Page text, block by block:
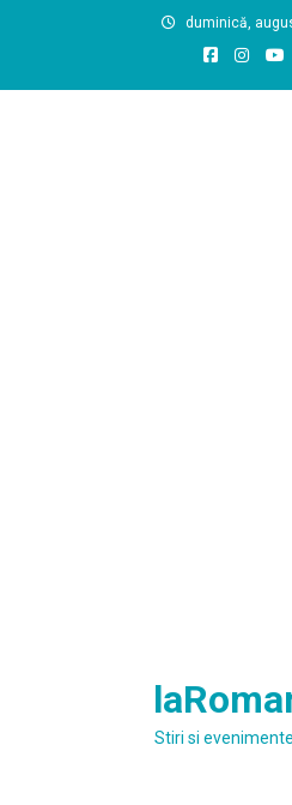
duminică,
Stiri si